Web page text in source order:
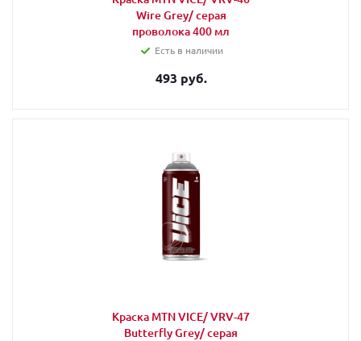
Wire Grey/ серая
проволока 400 мл
Есть в наличии
493 руб.
Краска MTN VICE/ VRV-47
Butterfly Grey/ серая